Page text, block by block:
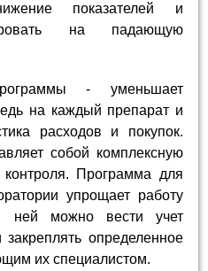
показателей и
на падающую
- уменьшает
на каждый препарат и
расходов и покупок.
собой комплексную
Программа для
упрощает работу
ней можно вести учет
определенное
их специалистом.